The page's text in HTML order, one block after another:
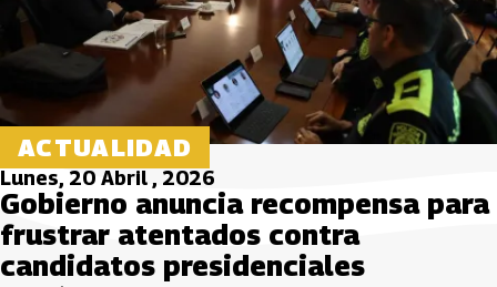
ACTUALIDAD
Lunes, 20 Abril , 2026
Gobierno anuncia recompensa para
frustrar atentados contra
candidatos presidenciales